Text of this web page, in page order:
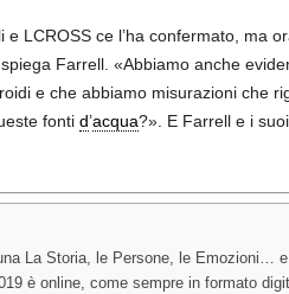
e LCROSS ce l’ha confermato, ma
Farrell. «Abbiamo anche
e che abbiamo misurazioni che
fonti d’acqua?». E Farrell e i
La Storia, le Persone, le Emozioni…
è online, come sempre in formato